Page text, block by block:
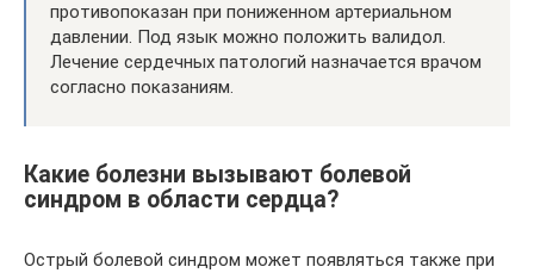
противопоказан при пониженном артериальном
давлении. Под язык можно положить валидол.
Лечение сердечных патологий назначается врачом
согласно показаниям.
Какие болезни вызывают болевой
синдром в области сердца?
Острый болевой синдром может появляться также при